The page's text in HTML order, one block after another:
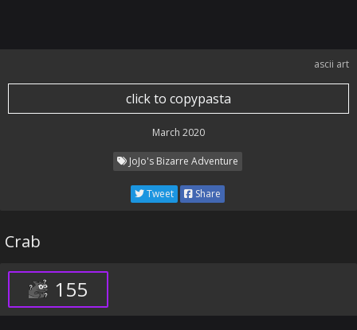
ascii art
click to copypasta
March 2020
JoJo's Bizarre Adventure
Tweet Share
Crab
155